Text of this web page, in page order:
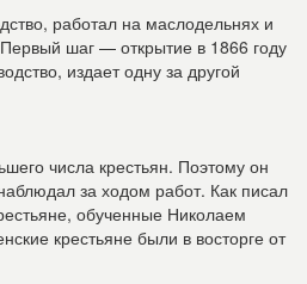
работал на маслодельнях и
шаг — открытие в 1866 году
издает одну за другой
числа крестьян. Поэтому он
за ходом работ. Как писал
обученные Николаем
крестьяне были в восторге от